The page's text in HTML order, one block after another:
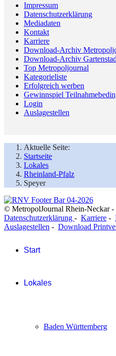
Impressum
Datenschutzerklärung
Mediadaten
Kontakt
Karriere
Download-Archiv
Download-Archiv
Top Metropoljournal
Kategorieliste
Erfolgreich werben
Gewinnspiel
Login
Auslagestellen
Aktuelle Seite:
Startseite
Lokales
Rheinland-Pfalz
Speyer
© MetropolJournal Rhein-Neckar -
Datenschutzerklärung - Karriere -
Auslagestellen - Download
Start
Lokales
Baden Württemberg